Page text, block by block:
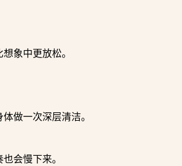
象中更放松。
做一次深层清洁。
会慢下来。